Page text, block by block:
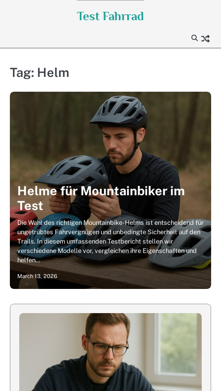
Test Fahrrad
Tag: Helm
Helme für Mountainbiker im
Test
Die Wahl des richtigen Mountainbike-Helms ist entscheidend für
ungetrübtes Fahrvergnügen und unbedingte Sicherheit auf den
Trails. In diesem umfassenden Testbericht stellen wir
verschiedene Modelle vor, vergleichen ihre Eigenschaften und
helfen…
March 13, 2026